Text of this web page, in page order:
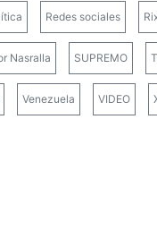
Redes sociales
Nasralla SUPREMO
Venezuela VIDEO